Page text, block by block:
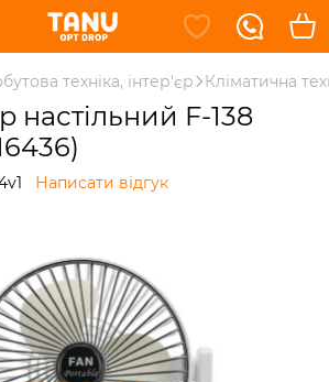
техніка, інтер'єр Кліматична
настільний F-138
Написати відгук